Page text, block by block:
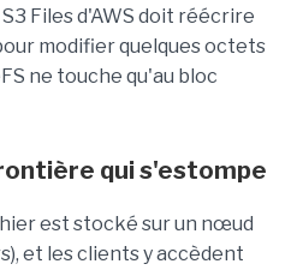
Files d'AWS doit réécrire
modifier quelques octets
ne touche qu'au bloc
qui s'estompe
est stocké sur un nœud
et les clients y accèdent